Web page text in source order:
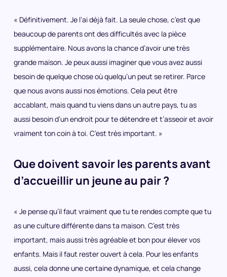
« Définitivement. Je l’ai déjà fait. La seule chose, c’est que
beaucoup de parents ont des difficultés avec la pièce
supplémentaire. Nous avons la chance d’avoir une très
grande maison. Je peux aussi imaginer que vous avez aussi
besoin de quelque chose où quelqu’un peut se retirer. Parce
que nous avons aussi nos émotions. Cela peut être
accablant, mais quand tu viens dans un autre pays, tu as
aussi besoin d’un endroit pour te détendre et t’asseoir et avoir
vraiment ton coin à toi. C’est très important. »
Que doivent savoir les parents avant
d’accueillir un jeune au pair ?
« Je pense qu’il faut vraiment que tu te rendes compte que tu
as une culture différente dans ta maison. C’est très
important, mais aussi très agréable et bon pour élever vos
enfants. Mais il faut rester ouvert à cela. Pour les enfants
aussi, cela donne une certaine dynamique, et cela change